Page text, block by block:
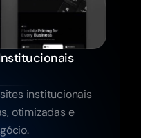
institucionais
otimizadas e